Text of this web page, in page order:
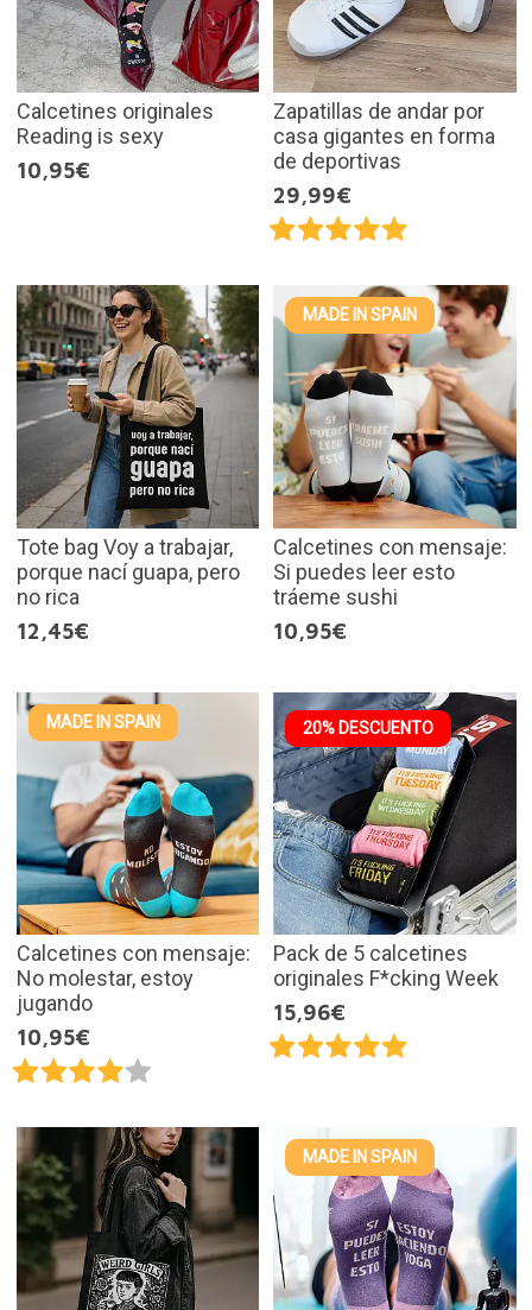
Calcetines originales
Reading is sexy
10,95€
Zapatillas de andar por
casa gigantes en forma
de deportivas
29,99€
Tote bag Voy a trabajar,
porque nací guapa, pero
no rica
12,45€
MADE IN SPAIN
Calcetines con mensaje:
Si puedes leer esto
tráeme sushi
10,95€
MADE IN SPAIN
Calcetines con mensaje:
No molestar, estoy
jugando
10,95€
20% DESCUENTO
Pack de 5 calcetines
originales F*cking Week
15,96€
MADE IN SPAIN